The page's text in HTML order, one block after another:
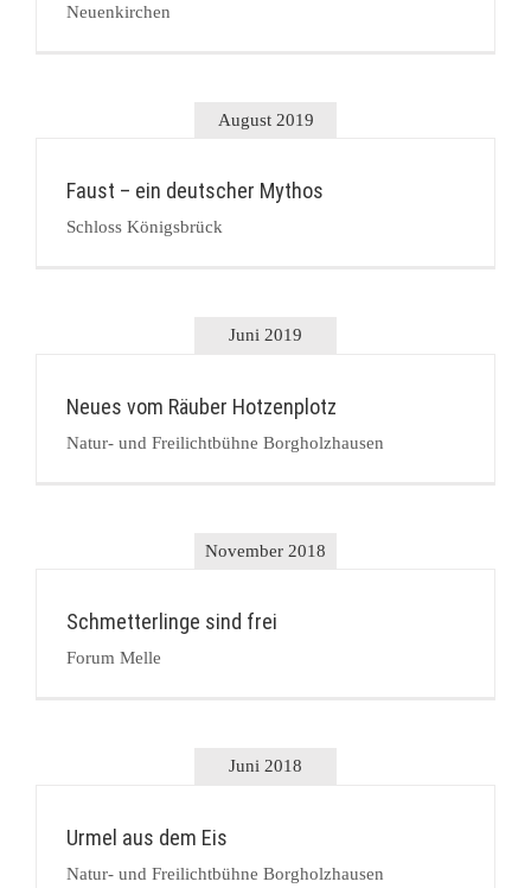
Neuenkirchen
August 2019
Faust – ein deutscher Mythos
Schloss Königsbrück
Juni 2019
Neues vom Räuber Hotzenplotz
Natur- und Freilichtbühne Borgholzhausen
November 2018
Schmetterlinge sind frei
Forum Melle
Juni 2018
Urmel aus dem Eis
Natur- und Freilichtbühne Borgholzhausen